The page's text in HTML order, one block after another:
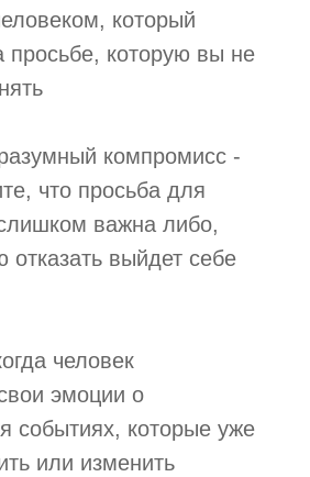
который
просьбе, которую вы не
компромисс
что просьба для
важна либо,
отказать выйдет себе
человек
эмоции о
событиях, которые уже
или изменить